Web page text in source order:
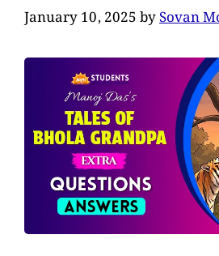
January 10, 2025bySovan